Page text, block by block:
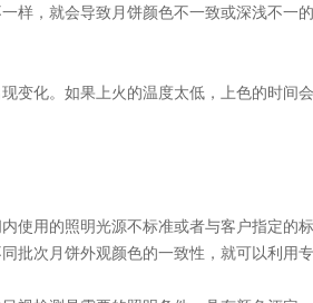
样，就会导致月饼颜色不一致或深浅不
变化。如果上火的温度太低，上色的时
使用的照明光源不标准或者与客户指定
批次月饼外观颜色的一致性，就可以利用